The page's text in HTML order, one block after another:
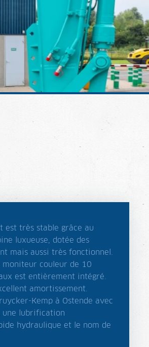
est très stable grâce au
luxueuse, dotée des
mais aussi très fonctionnel.
couleur de 10
est entièrement intégré.
amortissement.
Kemp à Ostende avec
une lubrification
hydraulique et le nom de